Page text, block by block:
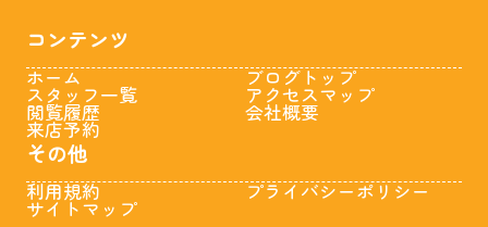
コンテンツ
ホーム
スタッフ一覧
閲覧履歴
来店予約
ブログトップ
アクセスマップ
会社概要
その他
利用規約
サイトマップ
プライバシーポリシー